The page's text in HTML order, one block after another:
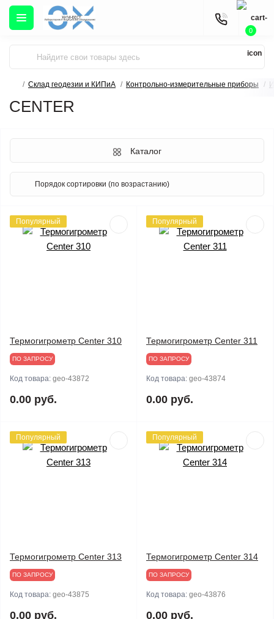
0
Склад геодезии и КИПиА Контрольно-измерительные приборы
CENTER
Каталог
Популярный
Термогигрометр Center 310
ПО ЗАПРОСУ
Код товара: geo-43872
0.00 руб.
Популярный
Термогигрометр Center 311
ПО ЗАПРОСУ
Код товара: geo-43874
0.00 руб.
Популярный
Термогигрометр Center 313
ПО ЗАПРОСУ
Код товара: geo-43875
0.00 руб.
Популярный
Термогигрометр Center 314
ПО ЗАПРОСУ
Код товара: geo-43876
0.00 руб.